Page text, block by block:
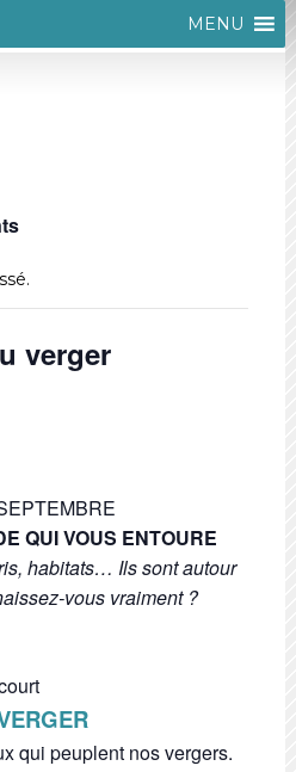
MENU
verger
QUI VOUS ENTOURE
habitats… Ils sont autour
vous vraiment ?
qui peuplent nos vergers.